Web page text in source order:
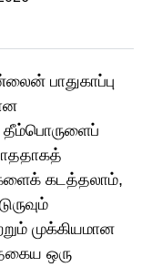
பாதுகாப்பு
தீம்பொருளைப்
கடத்தலாம்,
முக்கியமான
ஒரு